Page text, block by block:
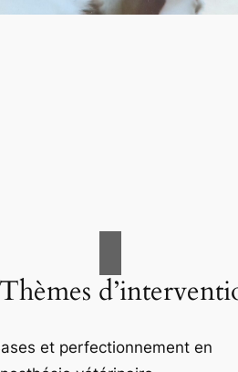
Thèmes
et perfectionnement en